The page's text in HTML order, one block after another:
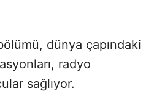
dünya çapındaki
radyo
sağlıyor.